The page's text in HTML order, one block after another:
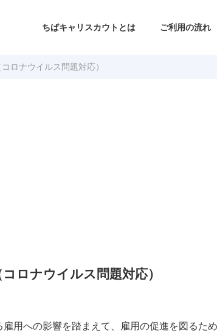
ちばキャリスカウトとは ご利用の流れ
ロナウイルス問題対応）
ロナウイルス問題対応）
用への影響を踏まえて、雇用の促進を図るた